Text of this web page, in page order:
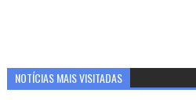
NOTÍCIAS MAIS VISITADAS